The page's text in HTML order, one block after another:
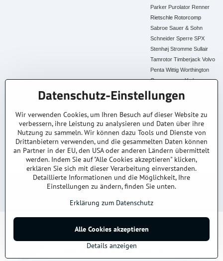
Parker Purolator Renner
Rietschle Rotorcomp
Sabroe Sauer & Sohn
Schneider Sperre SPX
Stenhøj Stromme Sullair
Tamrotor Timberjack Volvo
Penta Wittig Worthington
Creyssensac York
Alle Ersatzteile
30+ Jahre Erfahrung
Branchenexperten
Lagerware
Schneller Versand AT &
DE
Original & Kompatibel
Ersatzteile aller Marken
Faire Preise
Top Preis-Leistung
Fachberatung
Persönlich & kompetent
AGBVersand & LieferungKontakt / Anfrage
© 2026Urheberrecht
Datenschutz-EinstellungenErklärung zum Datenschutz
Website erstellt mit:BiznisWeb.sk
Datenschutz-Einstellungen
Wir verwenden Cookies, um Ihren Besuch auf dieser Website zu
verbessern, ihre Leistung zu analysieren und Daten über ihre
Nutzung zu sammeln. Wir können dazu Tools und Dienste von
Drittanbietern verwenden, und die gesammelten Daten können
an Partner in der EU, den USA oder anderen Ländern übermittelt
werden. Indem Sie auf "Alle Cookies akzeptieren" klicken,
erklären Sie sich mit dieser Verarbeitung einverstanden.
Detaillierte Informationen und die Möglichkeit, Ihre
Einstellungen zu ändern, finden Sie unten.
Erklärung zum Datenschutz
Details anzeigen
Alle Cookies akzeptieren